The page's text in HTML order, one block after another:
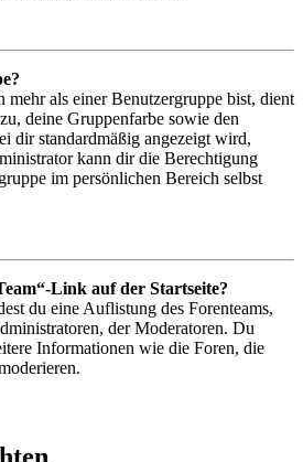
als einer Benutzergruppe bist, dient
deine Gruppenfarbe sowie den
dir standardmäßig angezeigt wird,
kann dir die Berechtigung
im persönlichen Bereich selbst
Link auf der Startseite?
du eine Auflistung des Forenteams,
der Moderatoren. Du
Informationen wie die Foren, die